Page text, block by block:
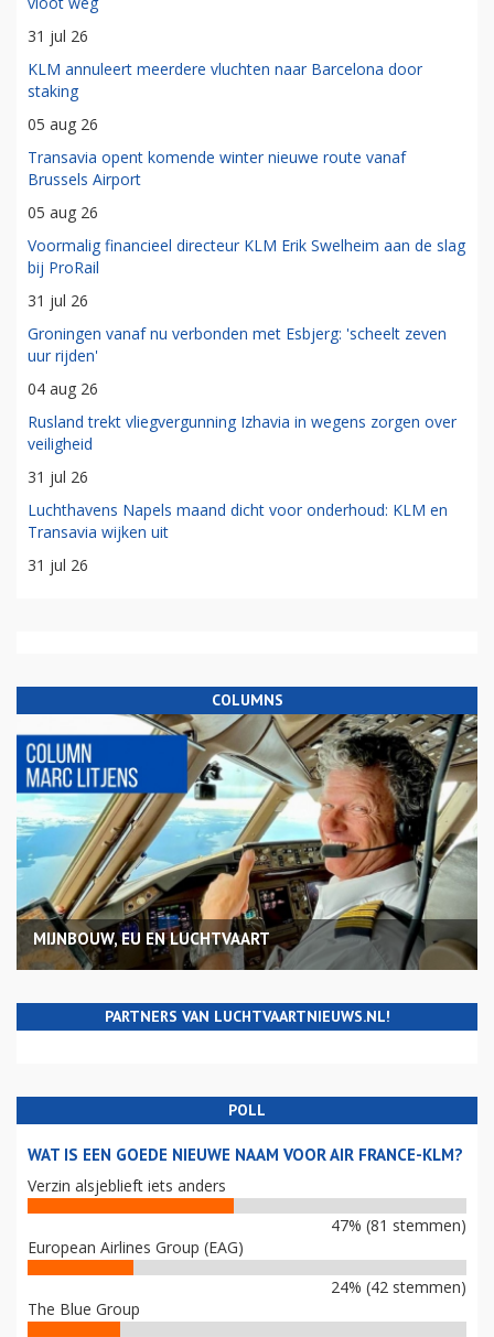
31 jul 26
KLM annuleert meerdere vluchten naar Barcelona door
staking
05 aug 26
Transavia opent komende winter nieuwe route vanaf
Brussels Airport
05 aug 26
Voormalig financieel directeur KLM Erik Swelheim aan de slag
bij ProRail
31 jul 26
Groningen vanaf nu verbonden met Esbjerg: 'scheelt zeven
uur rijden'
04 aug 26
Rusland trekt vliegvergunning Izhavia in wegens zorgen over
veiligheid
31 jul 26
Luchthavens Napels maand dicht voor onderhoud: KLM en
Transavia wijken uit
31 jul 26
COLUMNS
MIJNBOUW, EU EN LUCHTVAART
PARTNERS VAN LUCHTVAARTNIEUWS.NL!
POLL
WAT IS EEN GOEDE NIEUWE NAAM VOOR AIR FRANCE-KLM?
Verzin alsjeblieft iets anders
47% (81 stemmen)
European Airlines Group (EAG)
24% (42 stemmen)
The Blue Group